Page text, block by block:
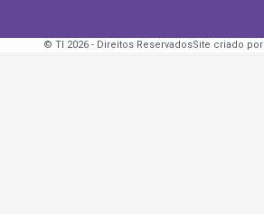
© TI 2026 - Direitos ReservadosSite criado por